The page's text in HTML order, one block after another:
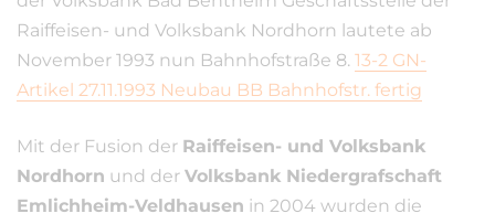
Raiffeisen- und Volksbank Nordhorn lautete ab
November 1993 nun Bahnhofstraße 8. 13-2 GN-
Artikel 27.11.1993 Neubau BB Bahnhofstr. fertig
Mit der Fusion der Raiffeisen- und Volksbank
Nordhorn und der Volksbank Niedergrafschaft
Emlichheim-Veldhausen in 2004 wurden die